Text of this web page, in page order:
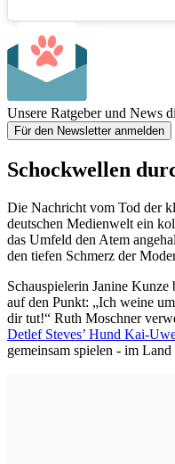
Unsere Ratgeber und News
Für den Newsletter anmelden
Schockwellen
Die Nachricht vom Tod der
deutschen Medienwelt ein
das Umfeld den Atem
den tiefen Schmerz der
Schauspielerin Janine
auf den Punkt: „Ich weine
dir tut!“ Ruth Moschner
Detlef Steves’ Hund Kai-
gemeinsam spielen - im